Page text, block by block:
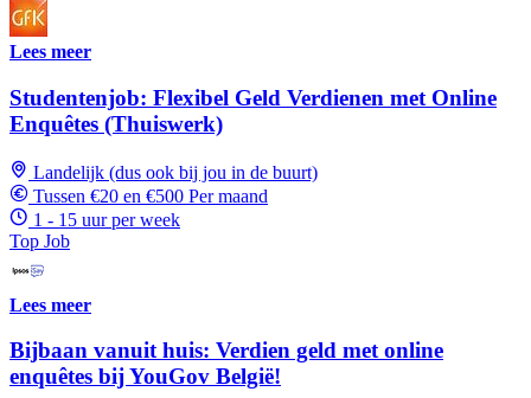
Lees meer
Studentenjob: Flexibel Geld Verdienen met Online
Enquêtes (Thuiswerk)
Landelijk (dus ook bij jou in de buurt)
Tussen €20 en €500 Per maand
1 - 15 uur per week
Top Job
Lees meer
Bijbaan vanuit huis: Verdien geld met online
enquêtes bij YouGov België!